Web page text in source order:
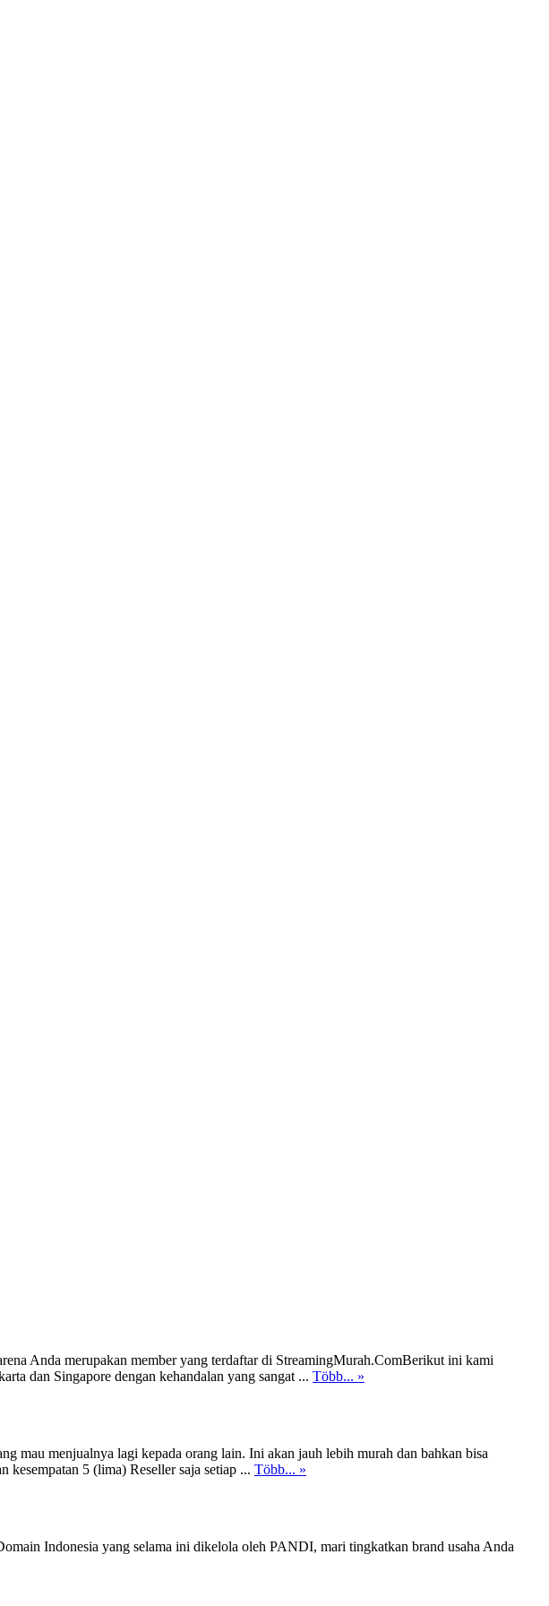
Anda merupakan member yang terdaftar di StreamingMurah.ComBerikut ini kami
dan Singapore dengan kehandalan yang sangat ... Több... »
mau menjualnya lagi kepada orang lain. Ini akan jauh lebih murah dan bahkan bisa
5 (lima) Reseller saja setiap ... Több... »
Indonesia yang selama ini dikelola oleh PANDI, mari tingkatkan brand usaha Anda